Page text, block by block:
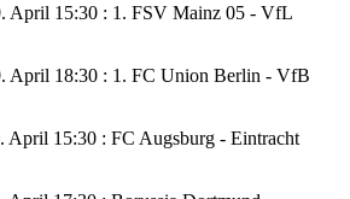
April 15:30 : 1. FSV Mainz 05 - VfL
April 18:30 : 1. FC Union Berlin - VfB
April 15:30 : FC Augsburg - Eintracht